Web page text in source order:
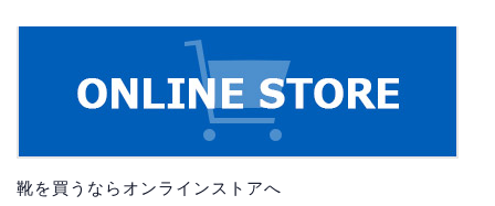
靴を買うならオンラインストアへ